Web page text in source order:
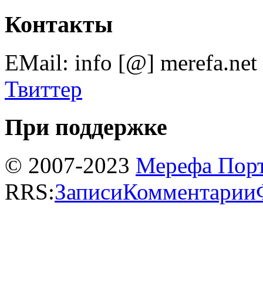
Контакты
EMail: info [@] merefa.net
Твиттер
При поддержке
© 2007-2023 Мерефа
RRS:ЗаписиКомментарии